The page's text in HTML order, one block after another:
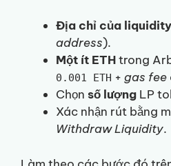
Địa chỉ của
address).
Một ít ETHtrong
0.001 ETH + gas fee
Chọn số lượng LP
Xác nhận rút bằng
Withdraw Liquidity.